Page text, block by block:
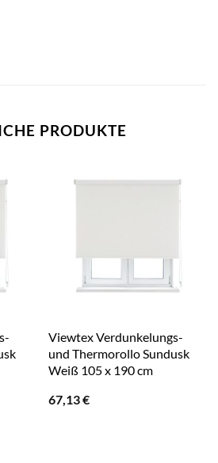
PRODUKTE
Viewtex Verdunkelungs-
und Thermorollo Sundusk
Weiß 105 x 190 cm
67,13€